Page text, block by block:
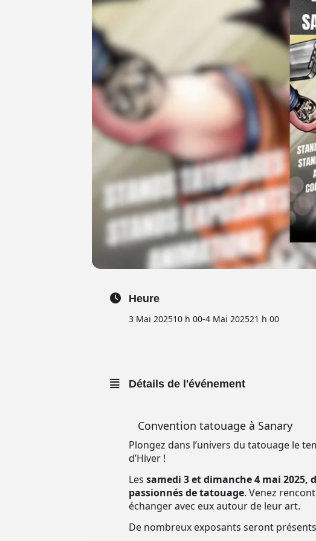
Heure
3 Mai 202510 h 00-4 Mai 202521 h 00
Détails de l'événement
Convention tatouage à Sanary
Plongez dans l’univers du tatouage le
d’Hiver !
Les samedi 3 et dimanche 4 mai 2025,
passionnés de tatouage. Venez
échanger avec eux autour de leur art.
De nombreux exposants seront